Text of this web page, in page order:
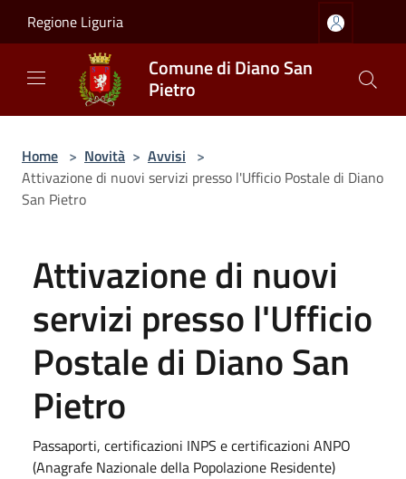
Regione Liguria
Comune di Diano San
Pietro
Home > Novità > Avvisi >
Attivazione di nuovi servizi presso l'Ufficio Postale di Diano
San Pietro
Attivazione di nuovi
servizi presso l'Ufficio
Postale di Diano San
Pietro
Passaporti, certificazioni INPS e certificazioni ANPO
(Anagrafe Nazionale della Popolazione Residente)